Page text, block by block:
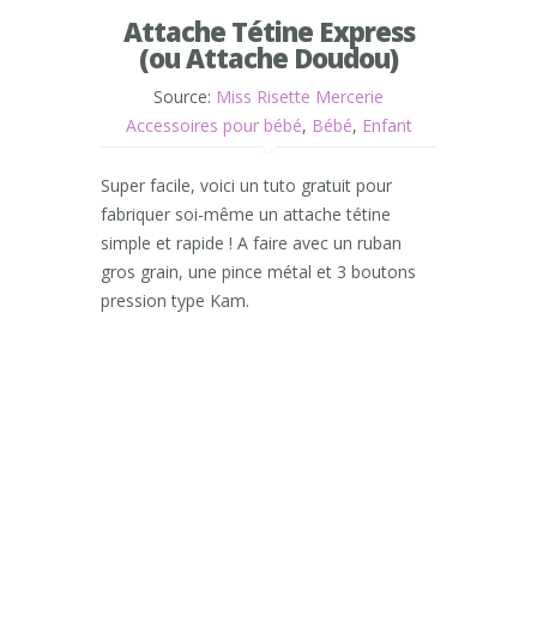
Attache Tétine Express
(ou Attache Doudou)
Source: Miss Risette Mercerie
Accessoires pour bébé, Bébé, Enfant
Super facile, voici un tuto gratuit pour
fabriquer soi-même un attache tétine
simple et rapide ! A faire avec un ruban
gros grain, une pince métal et 3 boutons
pression type Kam.